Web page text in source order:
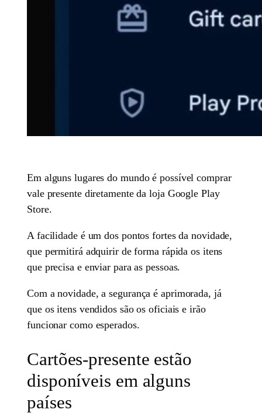
Em alguns lugares do mundo é possível comprar
vale presente diretamente da loja Google Play
Store.
A facilidade é um dos pontos fortes da novidade,
que permitirá adquirir de forma rápida os itens
que precisa e enviar para as pessoas.
Com a novidade, a segurança é aprimorada, já
que os itens vendidos são os oficiais e irão
funcionar como esperados.
Cartões-presente estão
disponíveis em alguns
países